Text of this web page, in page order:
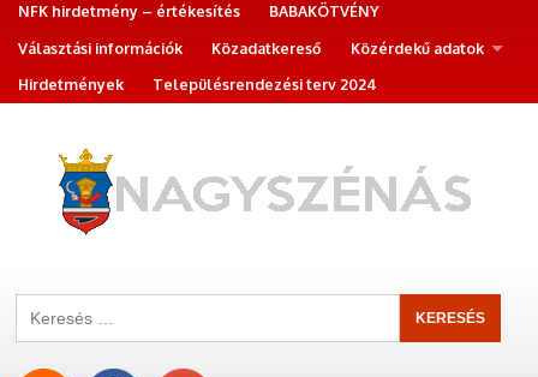
NFK hirdetmény – értékesítés
BABAKÖTVÉNY
Választási információk
Közadatkereső
Közérdekű adatok
Hirdetmények
Településrendezési terv 2024